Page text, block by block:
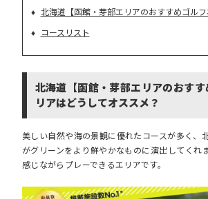
北海道【函館・芽部エリアのおすすめゴル
コースリスト
北海道【函館・芽部エリアのおす
リアはどうしてオススメ？
美しい自然や海の景観に優れたコースが多く、
がグリーンをより鮮やかなものに演出してくれ
感じながらプレーできるエリアです。